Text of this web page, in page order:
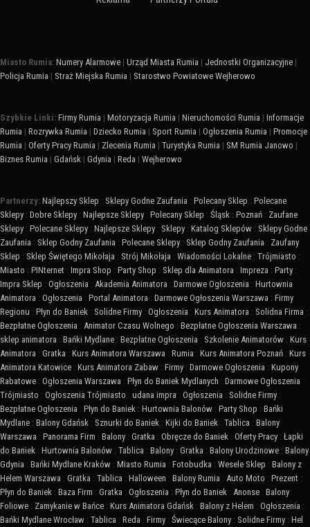
Miasto Rumia: Numery Alarmowe | Urząd Miasta Rumia | Jednostki Organizacyjne |
Policja Rumia | Straż Miejska Rumia | Starostwo Powiatowe Wejherowo
Szybkie Linki: Firmy Rumia | Motoryzacja Rumia | Nieruchomości Rumia | Informacje
Rumia | Rozrywka Rumia | Dziecko Rumia | Sport Rumia | Ogłoszenia Rumia | Promocje
Rumia | Oferty Pracy Rumia | Zlecenia Rumia | Turystyka Rumia | SM Rumia Janowo |
Biznes Rumia | Gdańsk | Gdynia | Reda | Wejherowo
Partnerzy: Najlepszy Sklep : Sklepy Godne Zaufania : Polecany Sklep : Polecane
Sklepy : Dobre Sklepy : Najlepsze Sklepy : Polecany Sklep : Śląsk : Poznań : Zaufane
Sklepy : Polecane Sklepy : Najlepsze Sklepy : Sklepy : Katalog Sklepów : Sklepy Godne
Zaufania : Sklep Godny Zaufania : Polecane Sklepy : Sklep Godny Zaufania : Zaufany
Sklep : Sklep Świętego Mikołaja : Strój Mikołaja : Wiadomości Lokalne : Trójmiasto :
Miasto : PINternet : Impra Shop : Party Shop : Sklep dla Animatora : Impreza : Party :
Impra Sklep : Ogłoszenia : Akademia Animatora : Darmowe Ogłoszenia : Hurtownia
Animatora : Ogłoszenia : Portal Animatora : Darmowe Ogłoszenia Warszawa : Firmy
Regionu : Płyn do Baniek : Solidne Firmy : Ogłoszenia : Kurs Animatora : Solidna Firma :
Bezpłatne Ogłoszenia : Animator Czasu Wolnego : Bezpłatne Ogłoszenia Warszawa :
sklep animatora : Bańki Mydlane : Bezpłatne Ogłoszenia : Szkolenie Animatorów : Kurs
Animatora : Gratka : Kurs Animatora Warszawa : Rumia : Kurs Animatora Poznań : Kurs
Animatora Katowice : Kurs Animatora Zabaw : Firmy : Darmowe Ogłoszenia : Kupony
Rabatowe : Ogłoszenia Warszawa : Płyn do Baniek Mydlanych : Darmowe Ogłoszenia
Trójmiasto : Ogłoszenia Trójmiasto : udana impra : Ogłoszenia : Solidne Firmy :
Bezpłatne Ogłoszenia : Płyn do Baniek : Hurtownia Balonów : Party Shop : Bańki
Mydlane : Balony Gdańsk : Sznurki do Baniek : Kijki do Baniek : Tablica : Balony
Warszawa : Panorama Firm : Balony : Gratka : Obręcze do Baniek : Oferty Pracy : Łapki
do Baniek : Hurtownia Balonów : Tablica : Balony : Gratka : Balony Urodzinowe : Balony
Gdynia : Bańki Mydlane Kraków : Miasto Rumia : Fotobudka : Wesele Sklep : Balony z
Helem Warszawa : Gratka : Tablica : Halloween : Balony Rumia : Auto Moto : Prezent :
Płyn do Baniek : Baza Firm : Gratka : Ogłoszenia : Płyn do Baniek : Anonse : Balony
Foliowe : Zamykanie w Bańce : Kurs Animatora Gdańsk : Balony z Helem : Ogłoszenia :
Bańki Mydlane Wrocław : Tablica : Reda : Firmy : Świecące Balony : Solidne Firmy : Hel